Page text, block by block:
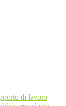
di lavoro